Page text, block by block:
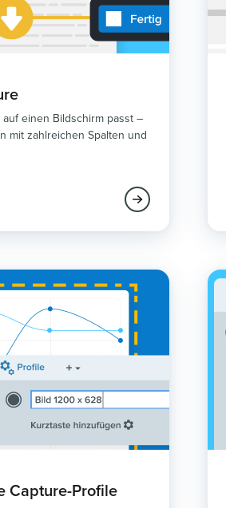
auf einen Bildschirm passt –
mit zahlreichen Spalten und
Capture-Profile